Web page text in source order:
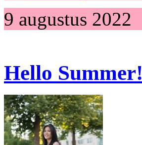
9 augustus 2022
Hello Summer!